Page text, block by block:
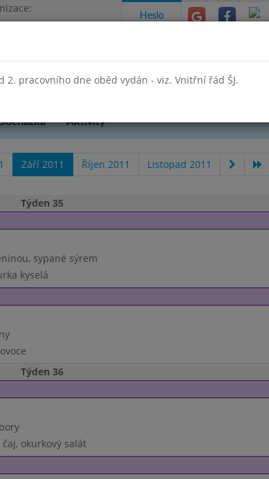
13:26
Heslo
Aktivity
Září 2011 Říjen 2011 Listopad 2011
Týden 35
sypané sýrem
kyselá
Týden 36
okurkový salát
pracovního dne oběd vydán - viz. Vnitřní řád ŠJ.